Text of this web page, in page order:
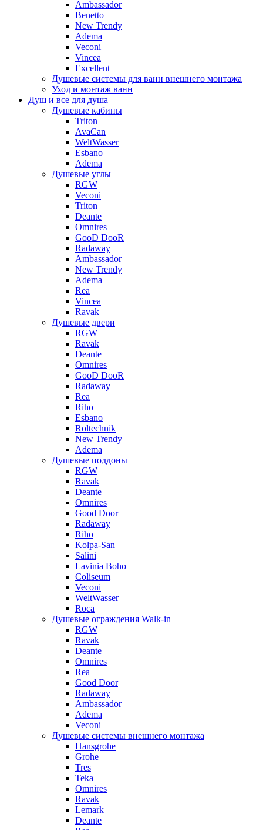
Ambassador
Benetto
New Trendy
Adema
Veconi
Vincea
Excellent
Душевые системы для ванн внешнего монтажа
Уход и монтаж ванн
Душ и все для душа
Душевые кабины
Triton
AvaCan
WeltWasser
Esbano
Adema
Душевые углы
RGW
Veconi
Triton
Deante
Omnires
GooD DooR
Radaway
Ambassador
New Trendy
Adema
Rea
Vincea
Ravak
Душевые двери
RGW
Ravak
Deante
Omnires
GooD DooR
Radaway
Rea
Riho
Esbano
Roltechnik
New Trendy
Adema
Душевые поддоны
RGW
Ravak
Deante
Omnires
Good Door
Radaway
Riho
Kolpa-San
Salini
Lavinia Boho
Coliseum
Veconi
WeltWasser
Roca
Душевые ограждения Walk-in
RGW
Ravak
Deante
Omnires
Rea
Good Door
Radaway
Ambassador
Adema
Veconi
Душевые системы внешнего монтажа
Hansgrohe
Grohe
Tres
Teka
Omnires
Ravak
Lemark
Deante